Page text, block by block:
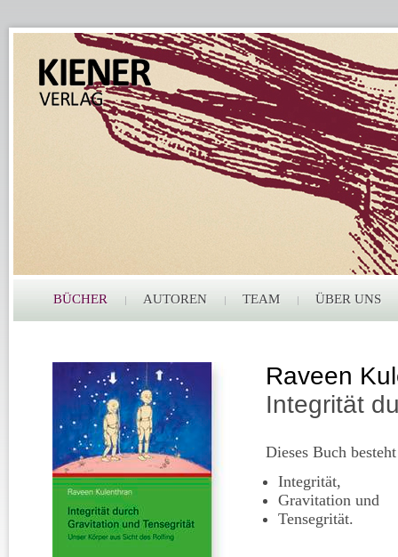
BÜCHER AUTOREN TEAM ÜBER UNS
Raveen
Integrität
Dieses Buch
Integrität,
Gravitation und
Tensegrität.